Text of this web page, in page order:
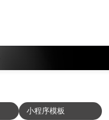
小程序模板